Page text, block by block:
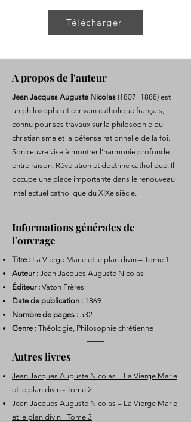
Télécharger
A propos de l'auteur
Jean Jacques Auguste Nicolas (1807–1888) est
un philosophe et écrivain catholique français,
connu pour ses travaux sur la philosophie du
christianisme et la défense rationnelle de la foi.
Son œuvre vise à montrer l’harmonie profonde
entre raison, Révélation et doctrine catholique. Il
occupe une place importante dans le renouveau
intellectuel catholique du XIXe siècle.
Informations générales de
l'ouvrage
Titre : La Vierge Marie et le plan divin – Tome 1
Auteur : Jean Jacques Auguste Nicolas
Éditeur : Vaton Frères
Date de publication : 1869
Nombre de pages : 532
Genre : Théologie, Philosophie chrétienne
Autres livres
Jean Jacques Auguste Nicolas – La Vierge Marie
et le plan divin - Tome 2
Jean Jacques Auguste Nicolas – La Vierge Marie
et le plan divin - Tome 3